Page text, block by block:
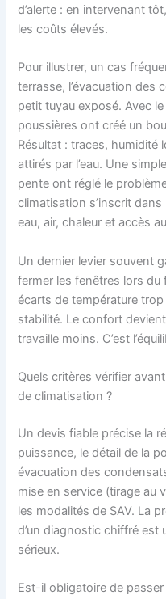
d’alerte : en intervenant
les coûts élevés.
Pour illustrer, un cas
terrasse, l’évacuation des
petit tuyau exposé. Avec
poussières ont créé un
Résultat : traces, humidité
attirés par l’eau. Une
pente ont réglé le
climatisation s’inscrit
eau, air, chaleur et accès
Un dernier levier souvent
fermer les fenêtres lors
écarts de température
stabilité. Le confort
travaille moins. C’est
Quels critères vérifier
de climatisation ?
Un devis fiable précise la
puissance, le détail de la
évacuation des
mise en service (tirage au
les modalités de SAV. La
d’un diagnostic chiffré est
sérieux.
Est-il obligatoire de